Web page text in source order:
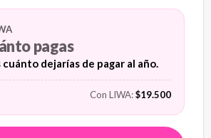
pagas
cuánto dejarías de pagar al año.
Con LIWA:$19.500